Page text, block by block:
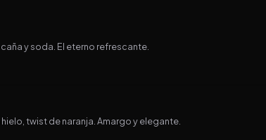
y soda. El eterno refrescante.
twist de naranja. Amargo y elegante.